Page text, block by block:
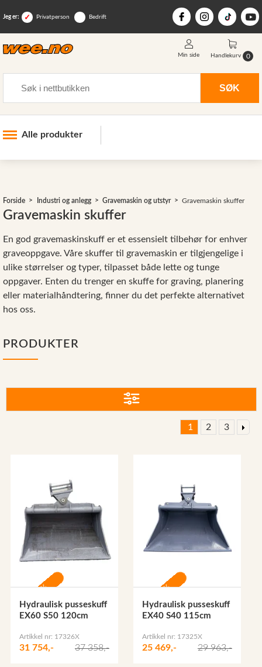
Jeg er: Privatperson Bedrift
SØK
Min side Handlekurv 0
Alle produkter
Landbruksutstyr
Vinter og snøutstyr
Reservedeler
Nye Wee produkter
Tilbud
Forside Industri og anlegg Gravemaskin og utstyr Gravemaskin skuffer
Gravemaskin skuffer
En god gravemaskinskuff er et essensielt tilbehør for enhver
graveoppgave. Våre skuffer til gravemaskin er tilgjengelige i
ulike størrelser og typer, tilpasset både lette og tunge
oppgaver. Enten du trenger en skuffe for graving, planering
eller materialhåndtering, finner du det perfekte alternativet
hos oss.
PRODUKTER
1 2 3
-15%
Hydraulisk pusseskuff
EX60 S50 120cm
Artikkel nr: 17326X
31 754,- 37 358,-
-15%
Hydraulisk pusseskuff
EX40 S40 115cm
Artikkel nr: 17325X
25 469,- 29 963,-